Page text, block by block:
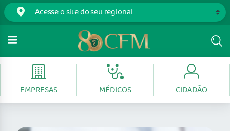
EMPRESAS MÉDICOS CIDADÃO